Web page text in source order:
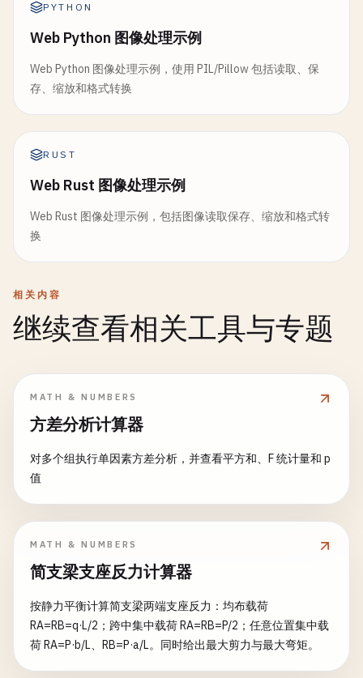
PYTHON
Web Python 图像处理示例
Web Python 图像处理示例，使用 PIL/Pillow 包括读取、保
存、缩放和格式转换
RUST
Web Rust 图像处理示例
Web Rust 图像处理示例，包括图像读取保存、缩放和格式转
换
相关内容
继续查看相关工具与专题
MATH & NUMBERS
方差分析计算器
对多个组执行单因素方差分析，并查看平方和、F 统计量和 p
值
MATH & NUMBERS
简支梁支座反力计算器
按静力平衡计算简支梁两端支座反力：均布载荷
RA=RB=q·L/2；跨中集中载荷 RA=RB=P/2；任意位置集中载
荷 RA=P·b/L、RB=P·a/L。同时给出最大剪力与最大弯矩。